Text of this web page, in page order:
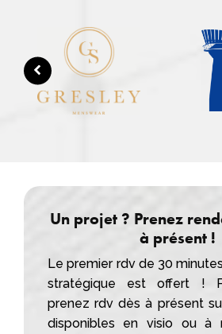
Un projet ? Prenez
à présent !
Le premier rdv de 30
stratégique est offert !
prenez rdv dès à présent
disponibles en visio ou